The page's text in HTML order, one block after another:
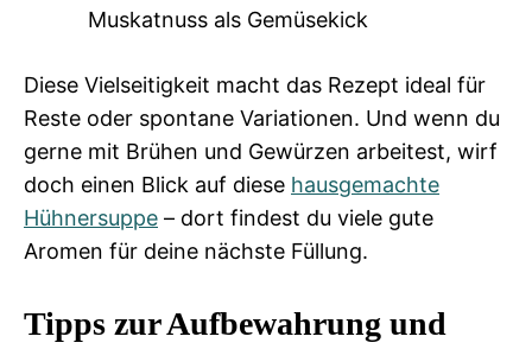
Muskatnuss als Gemüsekick
Diese Vielseitigkeit macht das Rezept ideal für
Reste oder spontane Variationen. Und wenn du
gerne mit Brühen und Gewürzen arbeitest, wirf
doch einen Blick auf diese hausgemachte
Hühnersuppe – dort findest du viele gute
Aromen für deine nächste Füllung.
Tipps zur Aufbewahrung und